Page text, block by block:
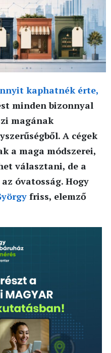
kaphatnék érte,
minden bizonnyal
magának
A cégek
a maga módszerei,
választani, de a
óvatosság. Hogy
friss, elemző